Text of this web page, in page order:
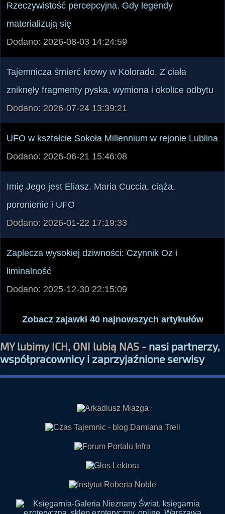
Rzeczywistość percepcyjna. Gdy legendy
materializują się
Dodano: 2026-08-03 14:24:59
Tajemnicza śmierć krowy w Kolorado. Z ciała
zniknęły fragmenty pyska, wymiona i okolice odbytu
Dodano: 2026-07-24 13:39:21
UFO w kształcie Sokoła Millennium w rejonie Lublina
Dodano: 2026-06-21 15:46:08
Imię Jego jest Eliasz. Maria Cuccia, ciąża,
poronienie i UFO
Dodano: 2026-01-22 17:19:33
Zaplecza wysokiej dziwności: Czynnik Oz i
liminalność
Dodano: 2025-12-30 22:15:09
Zobacz zajawki 40 najnowszych artykułów
MY lubimy ICH, ONI lubią NAS -nasi partnerzy,
współpracownicy i zaprzyjaźnione serwisy